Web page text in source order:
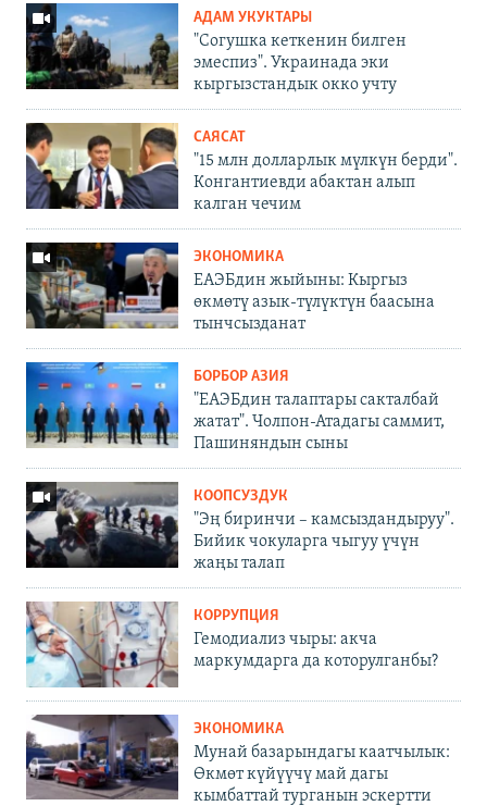
АДАМ УКУКТАРЫ
"Согушка кеткенин билген
эмеспиз". Украинада эки
кыргызстандык окко учту
САЯСАТ
"15 млн долларлык мүлкүн берди".
Конгантиевди абактан алып
калган чечим
ЭКОНОМИКА
ЕАЭБдин жыйыны: Кыргыз
өкмөтү азык-түлүктүн баасына
тынчсызданат
БОРБОР АЗИЯ
"ЕАЭБдин талаптары сакталбай
жатат". Чолпон-Атадагы саммит,
Пашиняндын сыны
КООПСУЗДУК
"Эң биринчи – камсыздандыруу".
Бийик чокуларга чыгуу үчүн
жаңы талап
КОРРУПЦИЯ
Гемодиализ чыры: акча
маркумдарга да которулганбы?
ЭКОНОМИКА
Мунай базарындагы каатчылык:
Өкмөт күйүүчү май дагы
кымбаттай турганын эскертти